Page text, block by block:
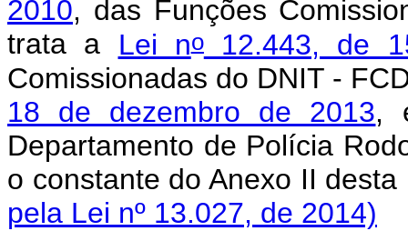
2010, das Funções
trata a Lei no12.443, de
Comissionadas do DNIT -
18 de dezembro de 2013,
Departamento de Polícia
o constante do
pela Lei nº 13.027, de 2014)